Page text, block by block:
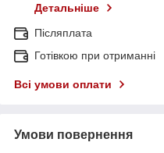
Детальніше
Післяплата
Готівкою при отриманні
Всі умови оплати
Умови повернення